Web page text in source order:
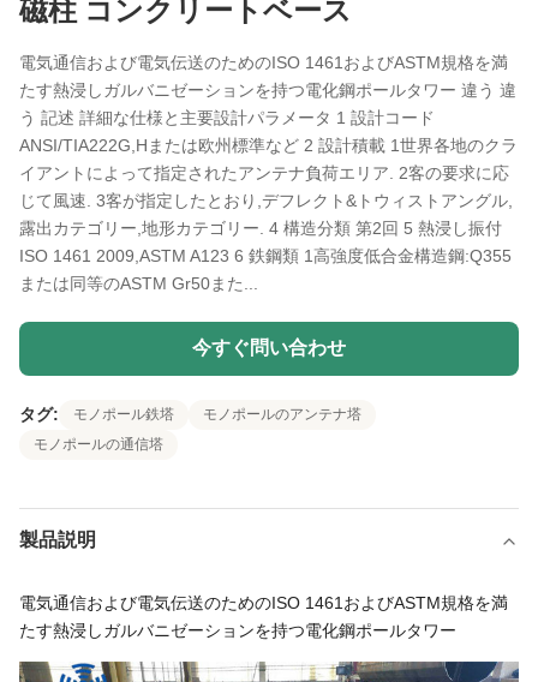
磁柱 コンクリートベース
電気通信および電気伝送のためのISO 1461およびASTM規格を満
たす熱浸しガルバニゼーションを持つ電化鋼ポールタワー 違う 違
う 記述 詳細な仕様と主要設計パラメータ 1 設計コード
ANSI/TIA222G,Hまたは欧州標準など 2 設計積載 1世界各地のクラ
イアントによって指定されたアンテナ負荷エリア. 2客の要求に応
じて風速. 3客が指定したとおり,デフレクト&トウィストアングル,
露出カテゴリー,地形カテゴリー. 4 構造分類 第2回 5 熱浸し振付
ISO 1461 2009,ASTM A123 6 鉄鋼類 1高強度低合金構造鋼:Q355
または同等のASTM Gr50また...
今すぐ問い合わせ
タグ: モノポール鉄塔
モノポールのアンテナ塔
モノポールの通信塔
製品説明
電気通信および電気伝送のためのISO 1461およびASTM規格を満
たす熱浸しガルバニゼーションを持つ電化鋼ポールタワー